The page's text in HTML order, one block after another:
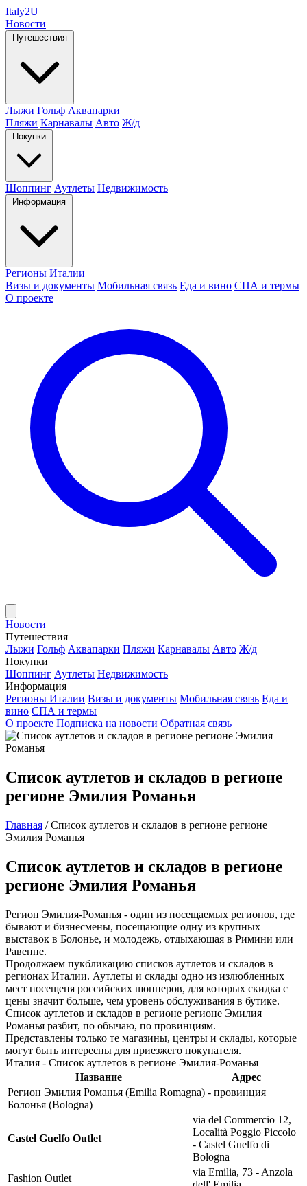
Italy2U
Новости
Путешествия
Лыжи Гольф Аквапарки
Пляжи Карнавалы Авто Ж/д
Покупки
Шоппинг Аутлеты Недвижимость
Информация
Регионы Италии
Визы и документы Мобильная связь Еда и вино СПА и термы
О проекте
Новости
Путешествия
Лыжи Гольф Аквапарки Пляжи Карнавалы Авто Ж/д
Покупки
Шоппинг Аутлеты Недвижимость
Информация
Регионы Италии Визы и документы Мобильная связь Еда и
вино СПА и термы
О проекте Подписка на новости Обратная связь
Список аутлетов и складов в регионе
регионе Эмилия Романья
Главная / Список аутлетов и складов в регионе регионе
Эмилия Романья
Список аутлетов и складов в регионе
регионе Эмилия Романья
Регион Эмилия-Романья - один из посещаемых регионов, где
бывают и бизнесмены, посещающие одну из крупных
выставок в Болонье, и молодежь, отдыхающая в Римини или
Равенне.
Продолжаем пукбликацию списков аутлетов и складов в
регионах Италии. Аутлеты и склады одно из излюбленных
мест посещеня российских шопперов, для которых скидка с
цены значит больше, чем уровень обслуживания в бутике.
Список аутлетов и складов в регионе регионе Эмилия
Романья разбит, по обычаю, по провинциям.
Представлены только те магазины, центры и склады, которые
могут быть интересны для приезжего покупателя.
Италия - Список аутлетов в регионе Эмилия-Романья
Название
Адрес
Регион Эмилия Романья (Emilia Romagna) - провинция
Болонья (Bologna)
Castel Guelfo Outlet
via del Commercio 12,
Località Poggio Piccolo
- Castel Guelfo di
Bologna
Fashion Outlet
via Emilia, 73 - Anzola